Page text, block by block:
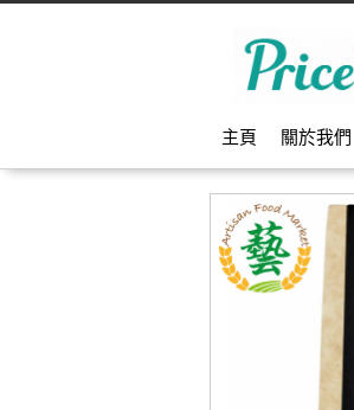
主頁 關於我們